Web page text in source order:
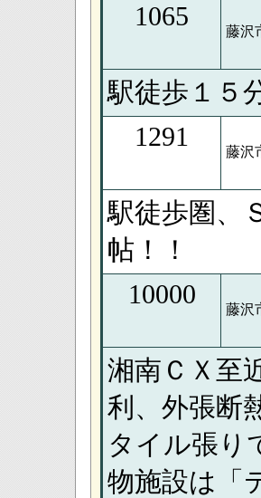
1065
藤沢
駅徒歩１５
1291
藤沢
駅徒歩圏、
帖！！
10000
藤沢
湘南ＣＸ至
利、外張断
タイル張
物施設は「